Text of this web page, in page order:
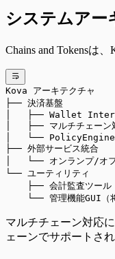
システムアー
Chains and Tokensは、
Kova アーキテクチャ
├── 決済基盤
│   ├── Wallet
│   ├── マルチチェーン
│   └── PolicyEngine
├── 外部サービス統合
│   └── オンランプ/オフ
└── ユーティリティ
├── 会計監査ツール
└── 管理機能GUI（将
マルチチェーン対応
ェーンでサポートさ